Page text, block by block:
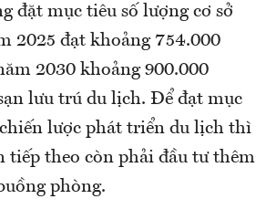
đặt mục tiêu số lượng cơ sở
2025 đạt khoảng 754.000
2030 khoảng 900.000
lưu trú du lịch. Để đạt mục
lược phát triển du lịch thì
tiếp theo còn phải đầu tư thêm
phòng.